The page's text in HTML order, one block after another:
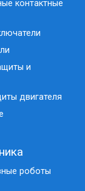
контактные
и
двигателя
роботы